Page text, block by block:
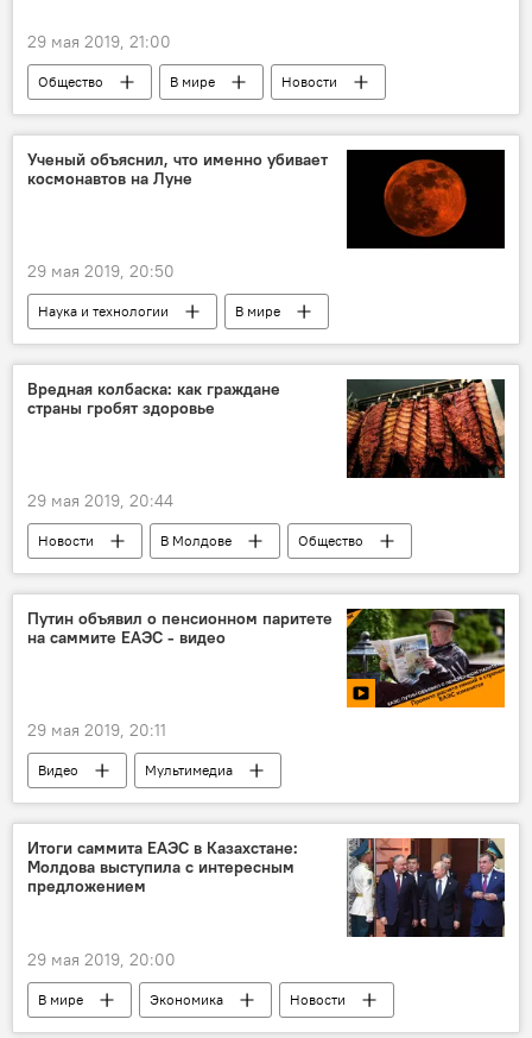
29 мая 2019, 21:00
Общество В мире
Новости
собаки
Ученый объяснил, что именно убивает
космонавтов на Луне
29 мая 2019, 20:50
Наука и технологии
В мире
Новости
Общество
Вредная колбаска: как граждане
страны гробят здоровье
29 мая 2019, 20:44
Новости В Молдове
Общество
рак
пища
химические добавки
опасность
питание
Путин объявил о пенсионном паритете
на саммите ЕАЭС - видео
29 мая 2019, 20:11
Видео
Мультимедиа
ЕАЭС: первый юбилей и шанс для Молдовы
Итоги саммита ЕАЭС в Казахстане:
Молдова выступила с интересным
предложением
29 мая 2019, 20:00
В мире Экономика
Новости